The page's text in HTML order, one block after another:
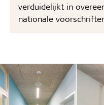
verduidelijkt in
nationale